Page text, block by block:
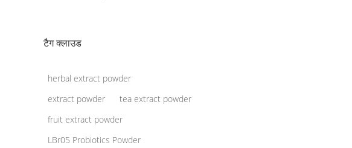
टैग क्लाउड
herbal extract powder
extract powder
tea extract powder
fruit extract powder
LBr05 Probiotics Powder